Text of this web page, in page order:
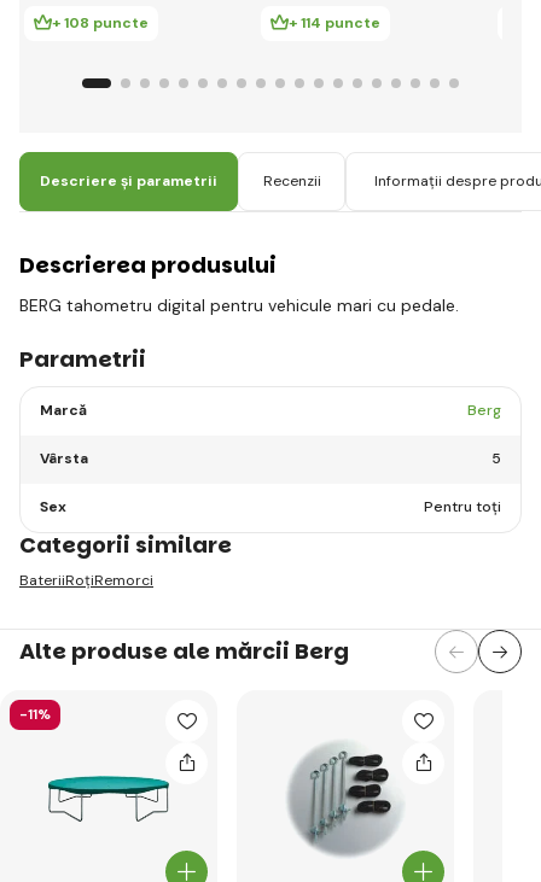
+ 108 puncte + 114 puncte
Descriere și parametrii Recenzii Informații despre
Descrierea produsului
BERG tahometru digital pentru vehicule mari cu pedale.
Parametrii
Marcă Berg
Vârsta 5
Sex Pentru toți
Categorii similare
BateriiRoțiRemorci
Alte produse ale mărcii Berg
-11%